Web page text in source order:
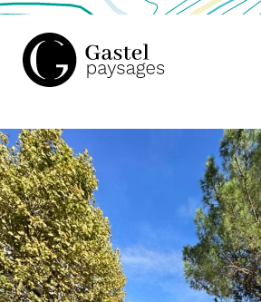
GASTEL
PAYSAGES,
ATELIER
DE